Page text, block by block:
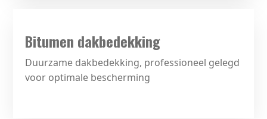
Bitumen dakbedekking
Duurzame dakbedekking, professioneel gelegd
voor optimale bescherming